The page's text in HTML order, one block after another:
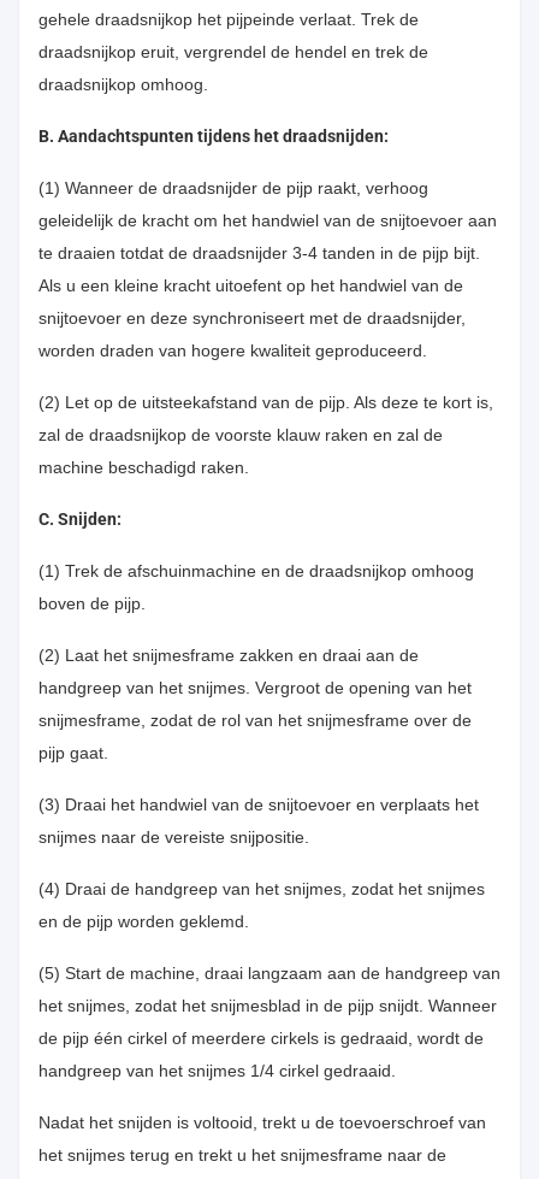
gehele draadsnijkop het pijpeinde verlaat. Trek de
draadsnijkop eruit, vergrendel de hendel en trek de
draadsnijkop omhoog.
B. Aandachtspunten tijdens het draadsnijden:
(1) Wanneer de draadsnijder de pijp raakt, verhoog
geleidelijk de kracht om het handwiel van de snijtoevoer aan
te draaien totdat de draadsnijder 3-4 tanden in de pijp bijt.
Als u een kleine kracht uitoefent op het handwiel van de
snijtoevoer en deze synchroniseert met de draadsnijder,
worden draden van hogere kwaliteit geproduceerd.
(2) Let op de uitsteekafstand van de pijp. Als deze te kort is,
zal de draadsnijkop de voorste klauw raken en zal de
machine beschadigd raken.
C. Snijden:
(1) Trek de afschuinmachine en de draadsnijkop omhoog
boven de pijp.
(2) Laat het snijmesframe zakken en draai aan de
handgreep van het snijmes. Vergroot de opening van het
snijmesframe, zodat de rol van het snijmesframe over de
pijp gaat.
(3) Draai het handwiel van de snijtoevoer en verplaats het
snijmes naar de vereiste snijpositie.
(4) Draai de handgreep van het snijmes, zodat het snijmes
en de pijp worden geklemd.
(5) Start de machine, draai langzaam aan de handgreep van
het snijmes, zodat het snijmesblad in de pijp snijdt. Wanneer
de pijp één cirkel of meerdere cirkels is gedraaid, wordt de
handgreep van het snijmes 1/4 cirkel gedraaid.
Nadat het snijden is voltooid, trekt u de toevoerschroef van
het snijmes terug en trekt u het snijmesframe naar de